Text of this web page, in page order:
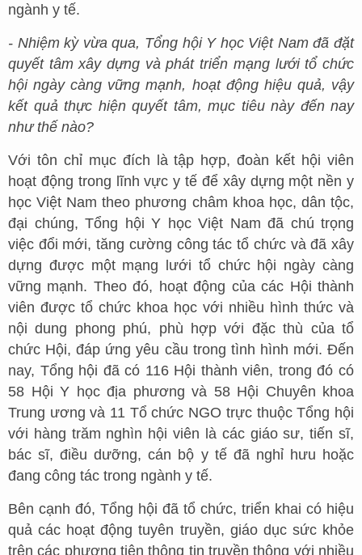
ngành y tế.
- Nhiệm kỳ vừa qua, Tổng hội Y học Việt Nam đã đặt
quyết tâm xây dựng và phát triển mạng lưới tổ chức
hội ngày càng vững mạnh, hoạt động hiệu quả, vậy
kết quả thực hiện quyết tâm, mục tiêu này đến nay
như thế nào?
Với tôn chỉ mục đích là tập hợp, đoàn kết hội viên
hoạt động trong lĩnh vực y tế để xây dựng một nền y
học Việt Nam theo phương châm khoa học, dân tộc,
đại chúng, Tổng hội Y học Việt Nam đã chú trọng
việc đổi mới, tăng cường công tác tổ chức và đã xây
dựng được một mạng lưới tổ chức hội ngày càng
vững mạnh. Theo đó, hoạt động của các Hội thành
viên được tổ chức khoa học với nhiều hình thức và
nội dung phong phú, phù hợp với đặc thù của tổ
chức Hội, đáp ứng yêu cầu trong tình hình mới. Đến
nay, Tổng hội đã có 116 Hội thành viên, trong đó có
58 Hội Y học địa phương và 58 Hội Chuyên khoa
Trung ương và 11 Tổ chức NGO trực thuộc Tổng hội
với hàng trăm nghìn hội viên là các giáo sư, tiến sĩ,
bác sĩ, điều dưỡng, cán bộ y tế đã nghỉ hưu hoặc
đang công tác trong ngành y tế.
Bên cạnh đó, Tổng hội đã tổ chức, triển khai có hiệu
quả các hoạt động tuyên truyền, giáo dục sức khỏe
trên các phương tiện thông tin truyền thông với nhiều